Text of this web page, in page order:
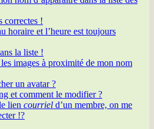
correctes !
horaire et l’heure est toujours
la liste !
images à proximité de mon nom
un avatar ?
et comment le modifier ?
lien courriel d’un membre, on me
!?